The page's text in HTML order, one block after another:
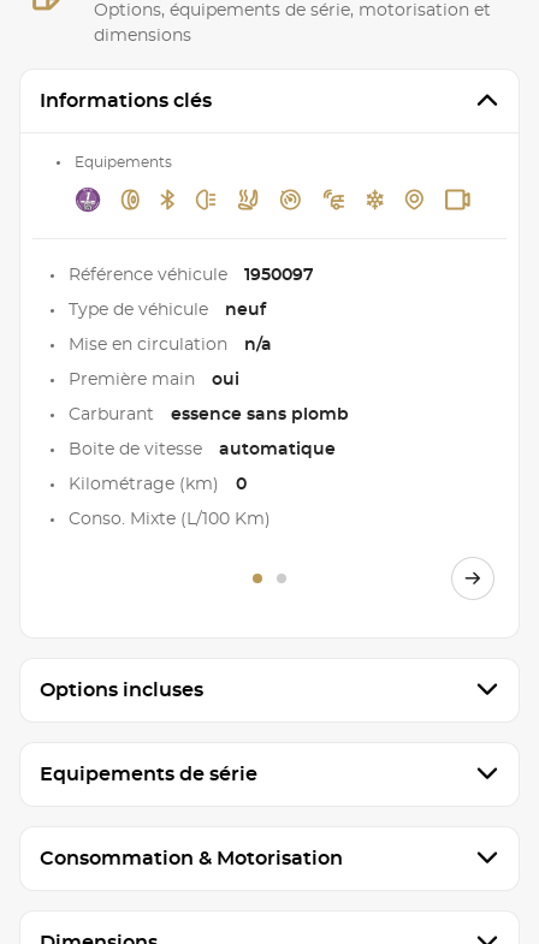
Options, équipements de série, motorisation et
dimensions
Informations clés
Equipements
Référence véhicule 1950097
Type de véhicule neuf
Mise en circulation n/a
Première main oui
Carburant essence sans plomb
Boite de vitesse automatique
Kilométrage (km) 0
Conso. Mixte (L/100 Km)
Options incluses
Equipements de série
Consommation & Motorisation